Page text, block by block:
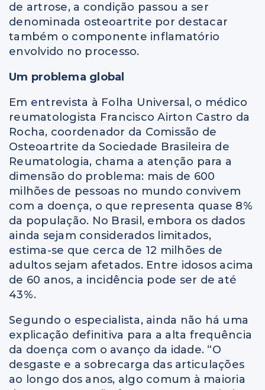
de artrose, a condição passou a ser
denominada osteoartrite por destacar
também o componente inflamatório
envolvido no processo.
Um problema global
Em entrevista à Folha Universal, o médico
reumatologista Francisco Airton Castro da
Rocha, coordenador da Comissão de
Osteoartrite da Sociedade Brasileira de
Reumatologia, chama a atenção para a
dimensão do problema: mais de 600
milhões de pessoas no mundo convivem
com a doença, o que representa quase 8%
da população. No Brasil, embora os dados
ainda sejam considerados limitados,
estima-se que cerca de 12 milhões de
adultos sejam afetados. Entre idosos acima
de 60 anos, a incidência pode ser de até
43%.
Segundo o especialista, ainda não há uma
explicação definitiva para a alta frequência
da doença com o avanço da idade. “O
desgaste e a sobrecarga das articulações
ao longo dos anos, algo comum à maioria